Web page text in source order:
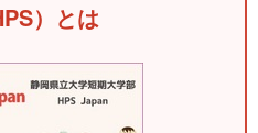
）とは